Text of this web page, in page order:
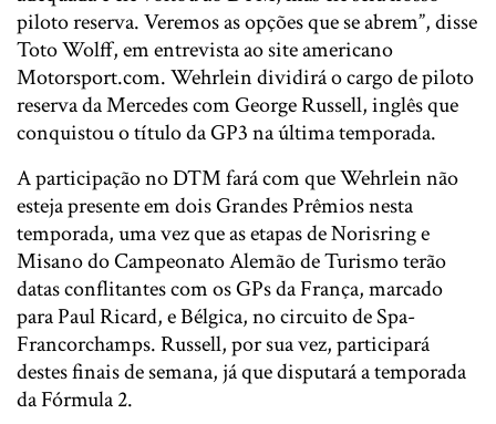
piloto reserva. Veremos as opções que se abrem”, disse
Toto Wolff, em entrevista ao site americano
Motorsport.com. Wehrlein dividirá o cargo de piloto
reserva da Mercedes com George Russell, inglês que
conquistou o título da GP3 na última temporada.
A participação no DTM fará com que Wehrlein não
esteja presente em dois Grandes Prêmios nesta
temporada, uma vez que as etapas de Norisring e
Misano do Campeonato Alemão de Turismo terão
datas conflitantes com os GPs da França, marcado
para Paul Ricard, e Bélgica, no circuito de Spa-
Francorchamps. Russell, por sua vez, participará
destes finais de semana, já que disputará a temporada
da Fórmula 2.